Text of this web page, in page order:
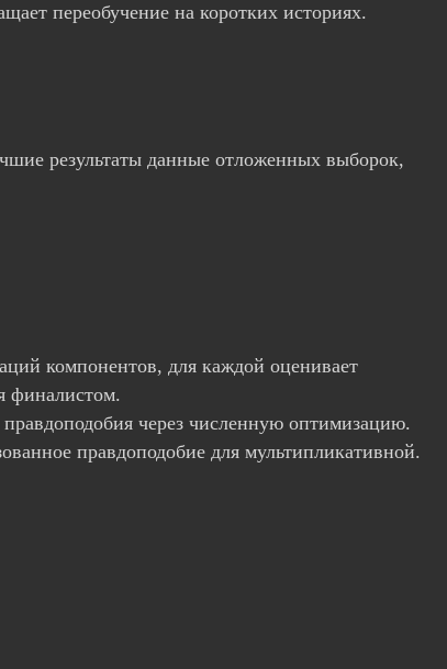
переобучение на коротких историях.
результаты данные отложенных выборок,
компонентов, для каждой оценивает
финалистом.
через численную оптимизацию.
правдоподобие для мультипликативной.